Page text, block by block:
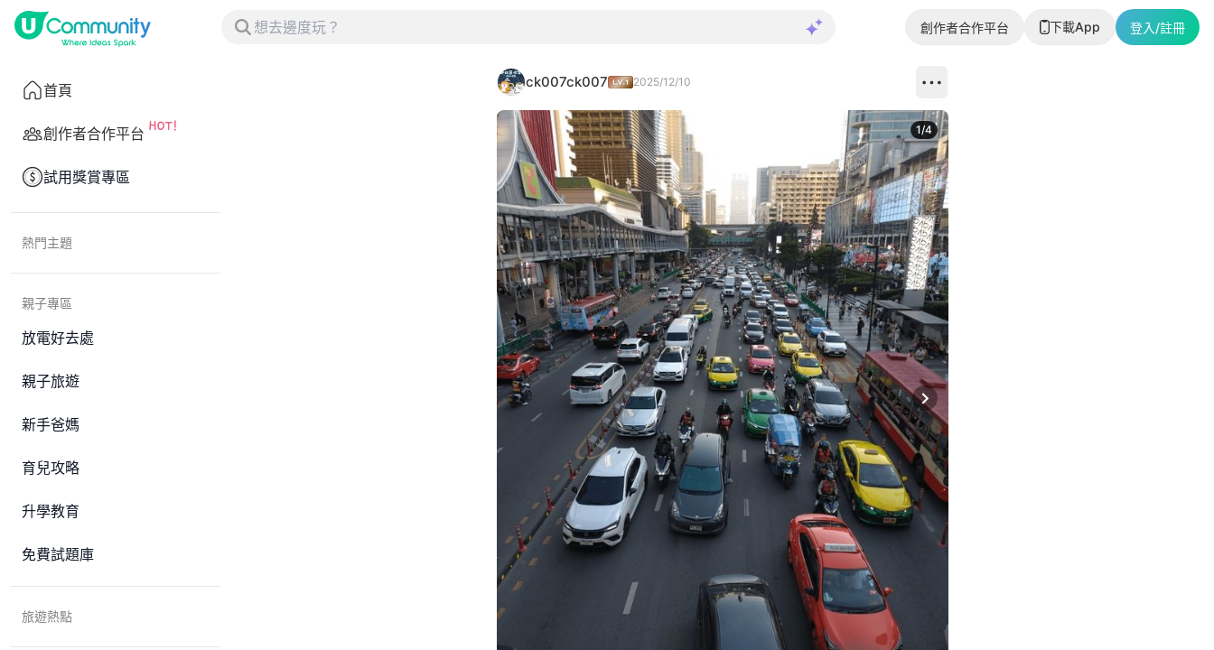
創作者合作平台 下載App 登入/註冊
首頁
創作者合作平台
試用獎賞專區
熱門主題
親子專區
放電好去處
親子旅遊
新手爸媽
育兒攻略
升學教育
免費試題庫
旅遊熱點
ck007ck007 2025/12/10
Next slide
1/4